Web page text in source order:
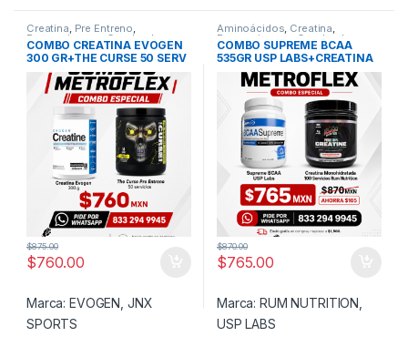
Creatina, Pre Entreno,
Promociones y Combos!
COMBO CREATINA EVOGEN
300 GR+THE CURSE 50 SERV
JNX SPORT
$760.00
$875.00
Marca:EVOGEN JNX
SPORTS
Aminoácidos, Creatina,
Promociones y Combos!
COMBO SUPREME BCAA
535GR USP LABS+CREATINA
MONOHIDRATADA PRIME 100
SERVICIOS RUM NUITRITION
$765.00
$870.00
Marca:RUM NUTRITION
USP LABS